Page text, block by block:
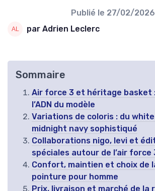
Publié le 27/02/2026
par Adrien Leclerc
Sommaire
Air force 3 et héritage basket
l’ADN du modèle
Variations de coloris : du
midnight navy sophistiqué
Collaborations nigo, levi et
spéciales autour de l’air force
Confort, maintien et choix de
pointure pour homme
Prix, livraison et marché de la